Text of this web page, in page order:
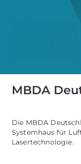
MBDA
Die MBDA
Systemhaus für
Lasertechnologie.